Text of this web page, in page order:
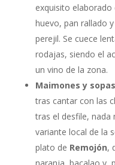
exquisito
huevo, pan rallado
perejil. Se cuece
rodajas, siendo el
un vino de la zona.
Maimones y
tras cantar con las
tras el desfile, nada
variante local de la
plato de Remojón,